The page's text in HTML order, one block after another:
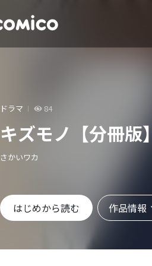
ドラマ 84
キズモノ【分冊版
さかいワカ
はじめから読む 作品情報